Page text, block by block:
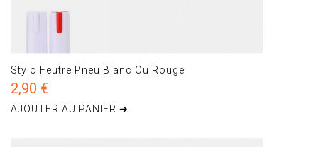
Stylo Feutre Pneu Blanc Ou Rouge
2,90 €
AJOUTER AU PANIER ➔